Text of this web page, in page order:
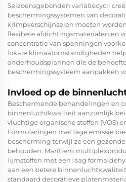
Seizoensgebonden variatiecycli
beschermingssystemen van
krimpverschijnselen moeten
flexibele afdichtingsmaterialen en
concentratie van spanningen
lokale klimaatomstandigheden
onderhoudsplannen die de
beschermingssysteem aanpakken
Invloed op de
Beschermende behandelingen en
binnenluchtkwaliteit aanzienlijk
vluchtige organische stoffen (VOS)
Formuleringen met lage emissie
bescherming terwijl ze een
behouden. Maritiem
lijmstoffen met een laag
aan een betere
standaard decoratieve